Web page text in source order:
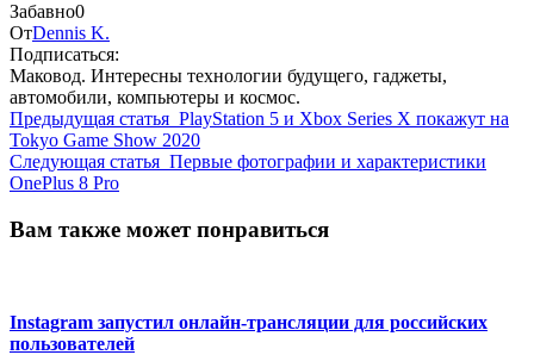
Забавно0
ОтDennis K.
Подписаться:
Маковод. Интересны технологии будущего, гаджеты,
автомобили, компьютеры и космос.
Предыдущая статья PlayStation 5 и Xbox Series X покажут на
Tokyo Game Show 2020
Следующая статья Первые фотографии и характеристики
OnePlus 8 Pro
Вам также может понравиться
Instagram запустил онлайн-трансляции для российских
пользователей